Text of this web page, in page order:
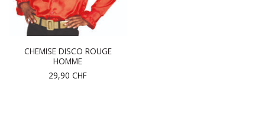
CHEMISE DISCO ROUGE
HOMME
29,90 CHF